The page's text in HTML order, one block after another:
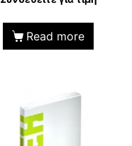
Read more